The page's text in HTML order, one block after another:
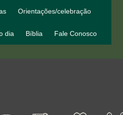
Orientações/celebração
dia Bíblia Fale Conosco